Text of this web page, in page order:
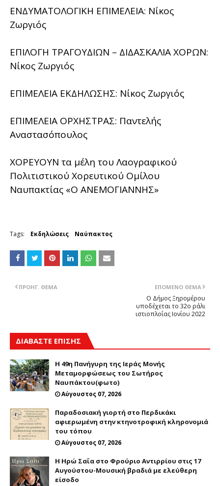
ΕΝΔΥΜΑΤΟΛΟΓΙΚΗ ΕΠΙΜΕΛΕΙΑ: Νίκος
Ζωργιός
ΕΠΙΛΟΓΗ ΤΡΑΓΟΥΔΙΩΝ – ΔΙΔΑΣΚΑΛΙΑ ΧΟΡΩΝ:
Νίκος Ζωργιός
ΕΠΙΜΕΛΕΙΑ ΕΚΔΗΛΩΣΗΣ: Νίκος Ζωργιός
ΕΠΙΜΕΛΕΙΑ ΟΡΧΗΣΤΡΑΣ: Παντελής
Αναστασόπουλος
ΧΟΡΕΥΟΥΝ τα μέλη του Λαογραφικού
Πολιτιστικού Χορευτικού Ομίλου
Ναυπακτίας «Ο ΑΝΕΜΟΓΙΑΝΝΗΣ»
Tags: Εκδηλώσεις Ναύπακτος
ΕΠΌΜΕΝΟ ΘΈΜΑ
Ο Δήμος Ξηρομέρου
υποδέχεται το 32ο ράλι
ιστιοπλοΐας Ιονίου 2022
ΠΡΟΗΓ. ΘΈΜΑ
ΔΙΑΒΑΣΤΕ ΕΠΙΣΗΣ
Η 49η Πανήγυρη της Ιεράς Μονής
Μεταμορφώσεως του Σωτήρος
Ναυπάκτου(φωτο)
Αύγουστος 07, 2026
Παραδοσιακή γιορτή στο Περδικάκι
αφιερωμένη στην κτηνοτροφική κληρονομιά
του τόπου
Αύγουστος 07, 2026
Η Ηρώ Σαΐα στο Φρούριο Αντιρρίου στις 17
Αυγούστου-Μουσική βραδιά με ελεύθερη
είσοδο